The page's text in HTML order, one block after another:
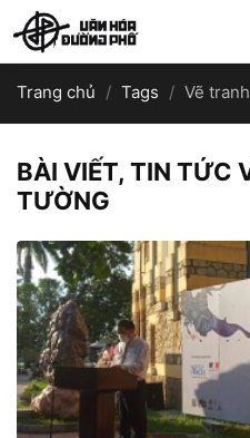
Trang chủ Tags Vẽ
BÀI VIẾT, TIN TỨC
TƯỜNG